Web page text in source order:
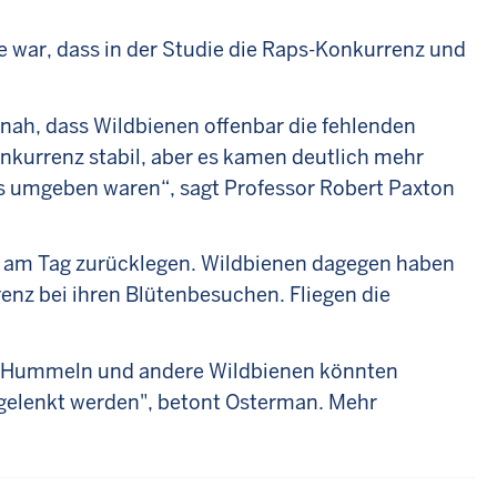
dass in der Studie die Raps-Konkurrenz und
dass Wildbienen offenbar die fehlenden
stabil, aber es kamen deutlich mehr
waren“, sagt Professor Robert Paxton
Tag zurücklegen. Wildbienen dagegen haben
bei ihren Blütenbesuchen. Fliegen die
und andere Wildbienen könnten
werden", betont Osterman. Mehr